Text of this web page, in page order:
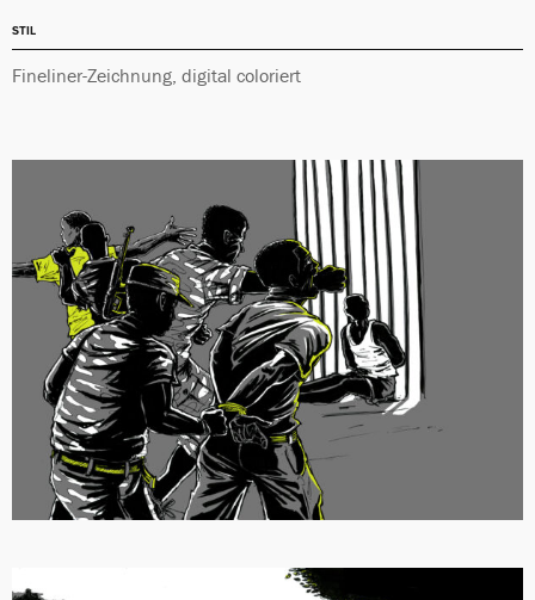
STIL
Fineliner-Zeichnung, digital coloriert